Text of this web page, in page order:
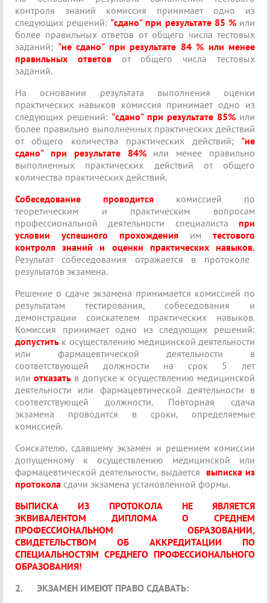
контроля знаний комиссия принимает одно из
следующих решений: "сдано" при результате 85 % или
более правильных ответов от общего числа тестовых
заданий; "не сдано" при результате 84 % или менее
правильных ответов
от общего числа тестовых
заданий.
На основании результата выполнения оценки
практических навыков комиссия принимает одно из
следующих решений: "сдано" при результате 85% или
более правильно выполненных практических действий
от общего количества практических действий; "не
сдано" при результате 84%
или менее правильно
выполненных практических действий от общего
количества практических действий.
Собеседование проводится
комиссией по
теоретическим и практическим вопросам
профессиональной деятельности специалиста при
условии успешного прохождения им
тестового
контроля знаний
и оценки практических навыков.
Результат собеседования отражается в протоколе
результатов экзамена.
Решение о сдаче экзамена принимается комиссией по
результатам тестирования, собеседования и
демонстрации соискателем практических навыков.
Комиссия принимает одно из следующих решений:
допустить к осуществлению медицинской деятельности
или фармацевтической деятельности в
соответствующей должности на срок 5 лет
или отказать в допуске к осуществлению медицинской
деятельности или фармацевтической деятельности в
соответствующей должности. Повторная сдача
экзамена проводится в сроки, определяемые
комиссией.
Соискателю, сдавшему экзамен и решением комиссии
допущенному к осуществлению медицинской или
фармацевтической деятельности, выдается выписка из
протокола сдачи экзамена установленной формы.
ВЫПИСКА ИЗ ПРОТОКОЛА НЕ ЯВЛЯЕТСЯ
ЭКВИВАЛЕНТОМ ДИПЛОМА О СРЕДНЕМ
ПРОФЕССИОНАЛЬНОМ ОБРАЗОВАНИИ,
СВИДЕТЕЛЬСТВОМ ОБ АККРЕДИТАЦИИ ПО
СПЕЦИАЛЬНОСТЯМ СРЕДНЕГО ПРОФЕССИОНАЛЬНОГО
ОБРАЗОВАНИЯ!
2. ЭКЗАМЕН ИМЕЮТ ПРАВО СДАВАТЬ: